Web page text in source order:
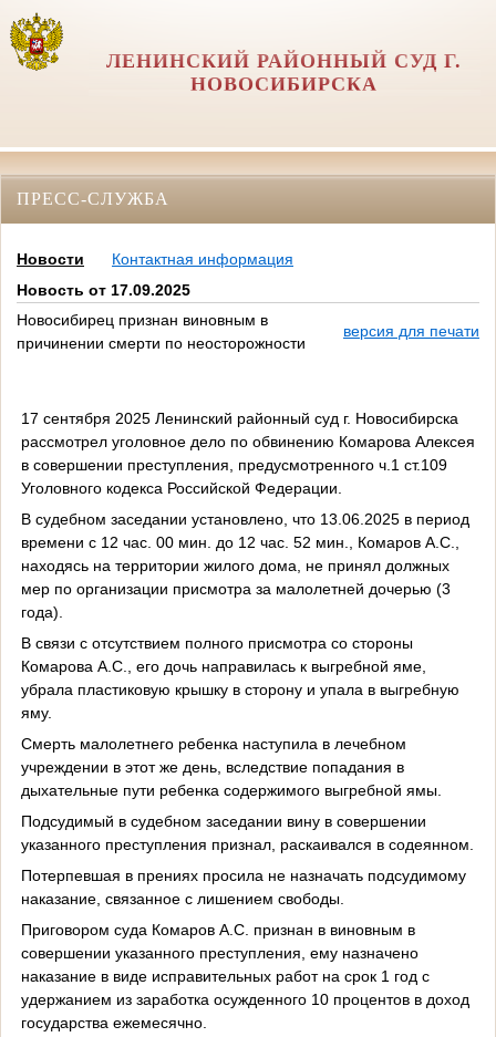
ЛЕНИНСКИЙ РАЙОННЫЙ СУД Г.
НОВОСИБИРСКА
ПРЕСС-СЛУЖБА
Новости
Контактная информация
Новость от 17.09.2025
Новосибирец признан виновным в
причинении смерти по неосторожности
версия для печати
17 сентября 2025 Ленинский районный суд г. Новосибирска
рассмотрел уголовное дело по обвинению Комарова Алексея
в совершении преступления, предусмотренного ч.1 ст.109
Уголовного кодекса Российской Федерации.
В судебном заседании установлено, что 13.06.2025 в период
времени с 12 час. 00 мин. до 12 час. 52 мин., Комаров А.С.,
находясь на территории жилого дома, не принял должных
мер по организации присмотра за малолетней дочерью (3
года).
В связи с отсутствием полного присмотра со стороны
Комарова А.С., его дочь направилась к выгребной яме,
убрала пластиковую крышку в сторону и упала в выгребную
яму.
Смерть малолетнего ребенка наступила в лечебном
учреждении в этот же день, вследствие попадания в
дыхательные пути ребенка содержимого выгребной ямы.
Подсудимый в судебном заседании вину в совершении
указанного преступления признал, раскаивался в содеянном.
Потерпевшая в прениях просила не назначать подсудимому
наказание, связанное с лишением свободы.
Приговором суда Комаров А.С. признан в виновным в
совершении указанного преступления, ему назначено
наказание в виде исправительных работ на срок 1 год с
удержанием из заработка осужденного 10 процентов в доход
государства ежемесячно.